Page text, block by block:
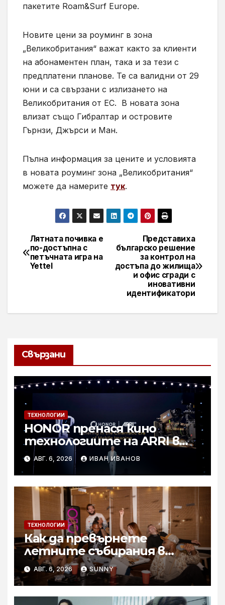
пакетите Roam&Surf Europe.
Новите цени за роуминг в зона
„Великобритания“ важат както за клиенти
на абонаментен план, така и за тези с
предплатени планове. Те са валидни от 29
юни и са свързани с излизането на
Великобритания от ЕС. В новата зона
влизат също Гибралтар и островите
Гърнзи, Джърси и Ман.
Пълна информация за цените и условията
в новата роуминг зона „Великобритания“
можете да намерите тук.
Навигация
Представиха
българско решение
за контрол на
достъпа до жилища
и офис сгради с
иновативни
идентификатори
Лятната почивка е
по-достъпна с
петъчната игра на
Yettel
Свързани
ТЕХНОЛОГИИ
HONOR пренася кино
технологиите на ARRI в
мобилното творчество на
събитието Imaging
Technology Launch
АВГ. 6, 2026 ИВАН ИВАНОВ
ТЕХНОЛОГИИ
Как да превърнете
летните събирания в
купон с караоке система
АВГ. 6, 2026 SUNNY